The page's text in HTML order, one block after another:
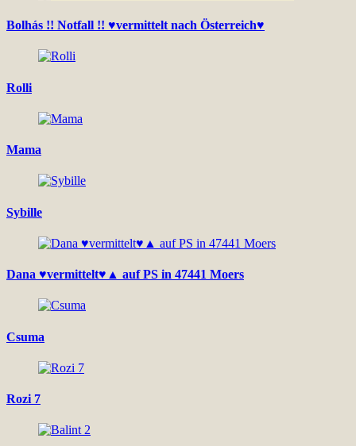
Bolhás !! Notfall !! ♥vermittelt nach Österreich♥
Rolli
Mama
Sybille
Dana ♥vermittelt♥▲ auf PS in 47441 Moers
Csuma
Rozi 7